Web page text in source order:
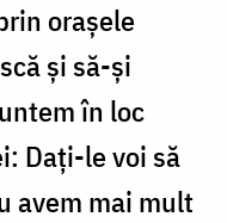
orașele
și să-și
în loc
Dați-le voi să
avem mai mult